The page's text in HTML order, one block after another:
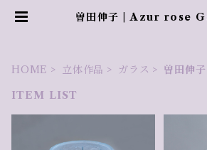
曽田伸子 | Azur rose
HOME 立体作品 ガラス
曽田伸子
ITEM LIST